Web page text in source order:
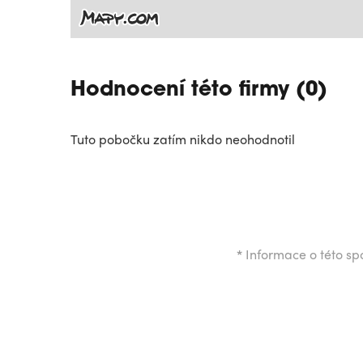
Hodnocení této firmy (0)
Tuto pobočku zatím nikdo neohodnotil
* Informace o této